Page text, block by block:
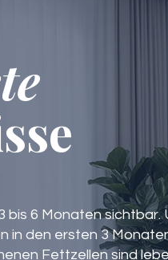
bis 6 Monaten sichtbar.
in den ersten 3
Fettzellen sind